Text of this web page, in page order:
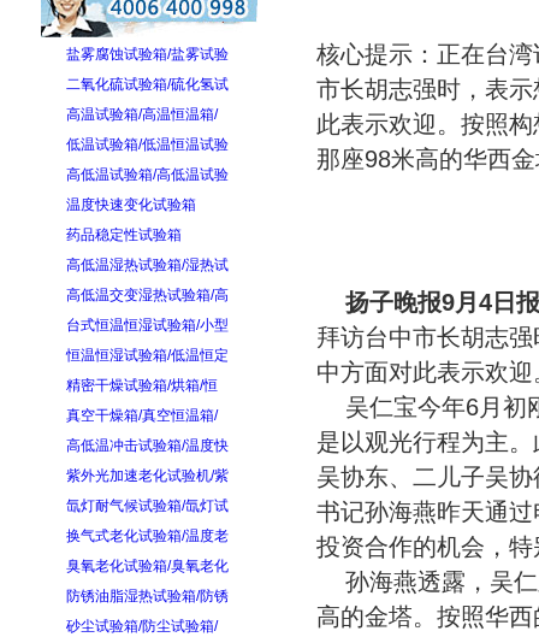
盐雾腐蚀试验箱/盐雾试验
二氧化硫试验箱/硫化氢试
高温试验箱/高温恒温箱/
低温试验箱/低温恒温试验
高低温试验箱/高低温试验
温度快速变化试验箱
药品稳定性试验箱
高低温湿热试验箱/湿热试
高低温交变湿热试验箱/高
台式恒温恒湿试验箱/小型
恒温恒湿试验箱/低温恒定
精密干燥试验箱/烘箱/恒
真空干燥箱/真空恒温箱/
高低温冲击试验箱/温度快
紫外光加速老化试验机/紫
氙灯耐气候试验箱/氙灯试
换气式老化试验箱/温度老
臭氧老化试验箱/臭氧老化
防锈油脂湿热试验箱/防锈
砂尘试验箱/防尘试验箱/
核心提示：正在台
市长胡志强时，表
此表示欢迎。按照
那座98米高的华西
扬子晚报9月4日
拜访台中市长胡志
中方面对此表示欢迎
吴仁宝今年6月初
是以观光行程为主
吴协东、二儿子吴
书记孙海燕昨天通
投资合作的机会，
孙海燕透露，吴
高的金塔。按照华